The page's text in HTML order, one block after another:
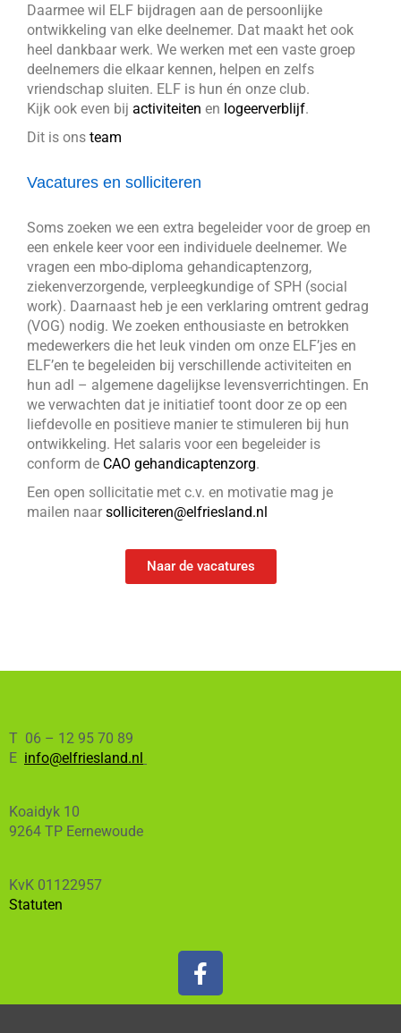
Daarmee wil ELF bijdragen aan de persoonlijke
ontwikkeling van elke deelnemer. Dat maakt het ook
heel dankbaar werk. We werken met een vaste groep
deelnemers die elkaar kennen, helpen en zelfs
vriendschap sluiten. ELF is hun én onze club.
Kijk ook even bij activiteiten en logeerverblijf.
Dit is ons team
Vacatures en solliciteren
Soms zoeken we een extra begeleider voor de groep en
een enkele keer voor een individuele deelnemer. We
vragen een mbo-diploma gehandicaptenzorg,
ziekenverzorgende, verpleegkundige of SPH (social
work). Daarnaast heb je een verklaring omtrent gedrag
(VOG) nodig. We zoeken enthousiaste en betrokken
medewerkers die het leuk vinden om onze ELF’jes en
ELF’en te begeleiden bij verschillende activiteiten en
hun adl – algemene dagelijkse levensverrichtingen. En
we verwachten dat je initiatief toont door ze op een
liefdevolle en positieve manier te stimuleren bij hun
ontwikkeling. Het salaris voor een begeleider is
conform de CAO gehandicaptenzorg.
Een open sollicitatie met c.v. en motivatie mag je
mailen naar solliciteren@elfriesland.nl
Naar de vacatures
T 06 – 12 95 70 89
E info@elfriesland.nl
Koaidyk 10
9264 TP Eernewoude
KvK 01122957
Statuten